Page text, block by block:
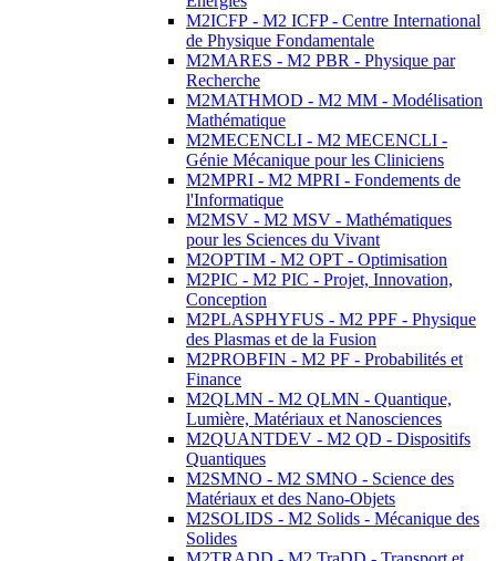
M2ICFP - M2 ICFP - Centre International
de Physique Fondamentale
M2MARES - M2 PBR - Physique par
Recherche
M2MATHMOD - M2 MM - Modélisation
Mathématique
M2MECENCLI - M2 MECENCLI -
Génie Mécanique pour les Cliniciens
M2MPRI - M2 MPRI - Fondements de
l'Informatique
M2MSV - M2 MSV - Mathématiques
pour les Sciences du Vivant
M2OPTIM - M2 OPT - Optimisation
M2PIC - M2 PIC - Projet, Innovation,
Conception
M2PLASPHYFUS - M2 PPF - Physique
des Plasmas et de la Fusion
M2PROBFIN - M2 PF - Probabilités et
Finance
M2QLMN - M2 QLMN - Quantique,
Lumière, Matériaux et Nanosciences
M2QUANTDEV - M2 QD - Dispositifs
Quantiques
M2SMNO - M2 SMNO - Science des
Matériaux et des Nano-Objets
M2SOLIDS - M2 Solids - Mécanique des
Solides